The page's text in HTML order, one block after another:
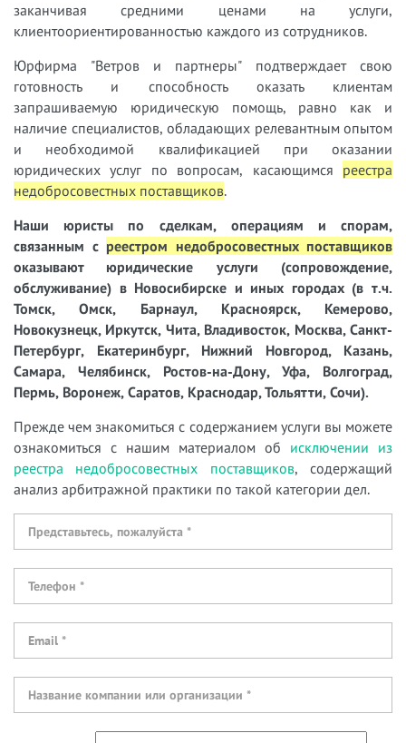
заканчивая средними ценами на услуги,
клиентоориентированностью каждого из сотрудников.
Юрфирма "Ветров и партнеры" подтверждает свою
готовность и способность оказать клиентам
запрашиваемую юридическую помощь, равно как и
наличие специалистов, обладающих релевантным опытом
и необходимой квалификацией при оказании
юридических услуг по вопросам, касающимся реестра
недобросовестных поставщиков.
Наши юристы
по сделкам, операциям и спорам,
связанным с реестром недобросовестных поставщиков
оказывают юридические услуги (сопровождение,
обслуживание) в Новосибирске и иных городах (в т.ч.
Томск, Омск, Барнаул, Красноярск, Кемерово,
Новокузнецк, Иркутск, Чита, Владивосток, Москва, Санкт-
Петербург, Екатеринбург, Нижний Новгород, Казань,
Самара, Челябинск, Ростов-на-Дону, Уфа, Волгоград,
Пермь, Воронеж, Саратов, Краснодар, Тольятти, Сочи).
Прежде чем знакомиться с содержанием услуги вы можете
ознакомиться с нашим материалом об исключении из
реестра недобросовестных поставщиков, содержащий
анализ арбитражной практики по такой категории дел.